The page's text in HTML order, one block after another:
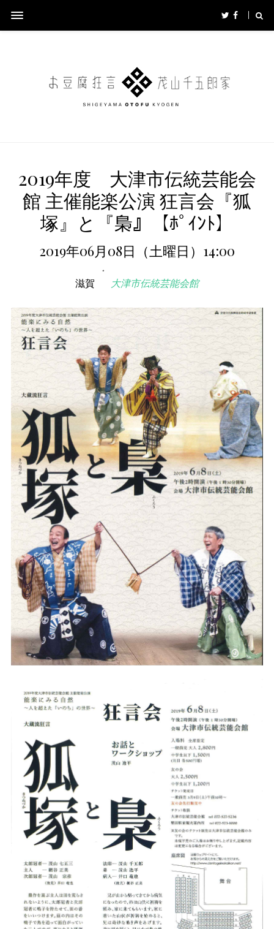
2019年度 大津市伝統芸能会
館 主催能楽公演 狂言会『狐
塚』と『梟』【ﾎﾟｲﾝﾄ】
2019年06月08日（土曜日）14:00
滋賀 大津市伝統芸能会館